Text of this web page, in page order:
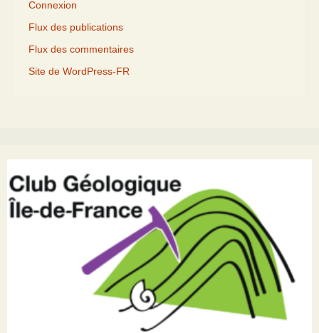
Connexion
Flux des publications
Flux des commentaires
Site de WordPress-FR